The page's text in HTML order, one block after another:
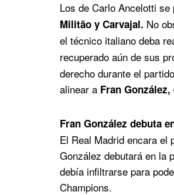
Los de Carlo Ancelotti
Militão y Carvajal. No
el técnico italiano deba
recuperado aún de sus
derecho durante el
alinear a Fran
Fran González debuta
El Real Madrid encara el
González debutará en la
debía infiltrarse para
Champions.